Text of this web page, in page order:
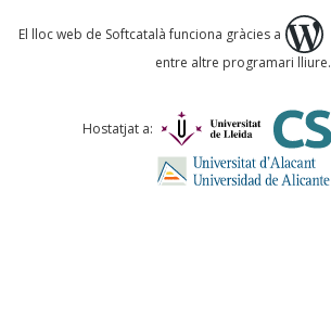
Què proposeu?
Comentari *
El lloc web de Softcatalà funciona gràcies a
entre altre programari lliure.
Hostatjat a: